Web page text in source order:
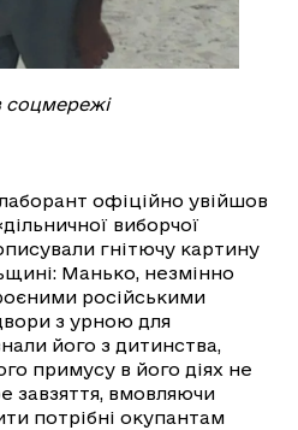
соцмережі
офіційно увійшов
виборчої
гнітючу картину
Манько, незмінно
російськими
з урною для
його з дитинства,
примусу в його діях не
завзяття, вмовляючи
потрібні окупантам